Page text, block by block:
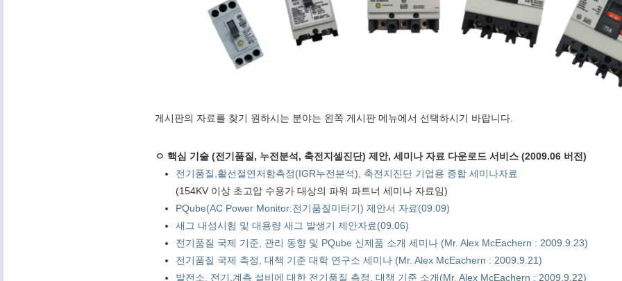
게시판의 자료를 찾기 원하시는 분야는 왼쪽 게시판 메뉴에서 선택하시기 바랍니다.
ㅇ 핵심 기술 (전기품질, 누전분석, 축전지셀진단) 제안, 세미나 자료 다운로드 서비스 (2009.06 버전)
전기품질,활선절연저항측정(IGR누전분석), 축전지진단 기업용 종합 세미나자료
(154KV 이상 초고압 수용가 대상의 파워 파트너 세미나 자료임)
PQube(AC Power Monitor:전기품질미터기) 제안서 자료(09.09)
새그 내성시험 및 대용량 새그 발생기 제안자료(09.06)
전기품질 국제 기준, 관리 동향 및 PQube 신제품 소개 세미나 (Mr. Alex McEachern : 2009.9.23)
전기품질 국제 측정, 대책 기준 대학 연구소 세미나 (Mr. Alex McEachern : 2009.9.21)
발전소, 전기,계측 설비에 대한 전기품질 측정, 대책 기준 소개(Mr. Alex McEachern : 2009.9.22)